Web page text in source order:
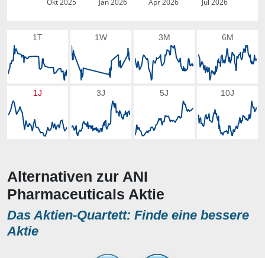
Okt 2025 Jan 2026 Apr 2026 Jul 2026
1T 1W 3M 6M
1J 3J 5J 10J
Alternativen zur ANI
Pharmaceuticals Aktie
Das Aktien-Quartett: Finde eine bessere
Aktie